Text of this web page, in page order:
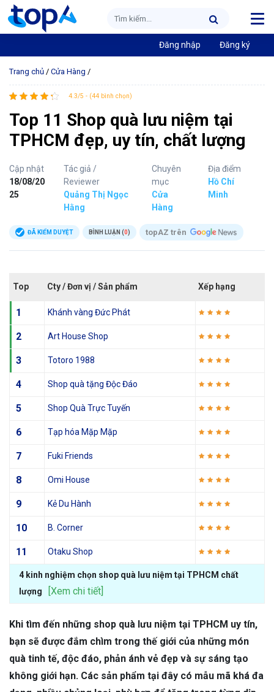
Đăng nhập Đăng ký
Trang chủ / Cửa Hàng /
4.3/5 - (44 bình chọn)
Top 11 Shop quà lưu niệm tại
TPHCM đẹp, uy tín, chất lượng
Cập nhật
18/08/20
25
Tác giả /
Reviewer
Quảng Thị Ngọc
Hằng
Chuyên
mục
Cửa
Hàng
Địa điểm
Hồ Chí
Minh
ĐÃ KIỂM DUYỆT BÌNH LUẬN (0) topAZ trên
Top Cty / Đơn vị / Sản phẩm Xếp hạng
1 Khánh vàng Đức Phát
2 Art House Shop
3 Totoro 1988
4 Shop quà tặng Độc Đáo
5 Shop Quà Trực Tuyến
6 Tạp hóa Mặp Mặp
7 Fuki Friends
8 Omi House
9 Kẻ Du Hành
10 B. Corner
11 Otaku Shop
4 kinh nghiệm chọn shop quà lưu niệm tại TPHCM chất
lượng
[Xem chi tiết]
Khi tìm đến những shop quà lưu niệm tại TPHCM uy tín,
bạn sẽ được đắm chìm trong thế giới của những món
quà tinh tế, độc đáo, phản ánh vẻ đẹp và sự sáng tạo
không giới hạn. Các sản phẩm tại đây có mẫu mã khá đa